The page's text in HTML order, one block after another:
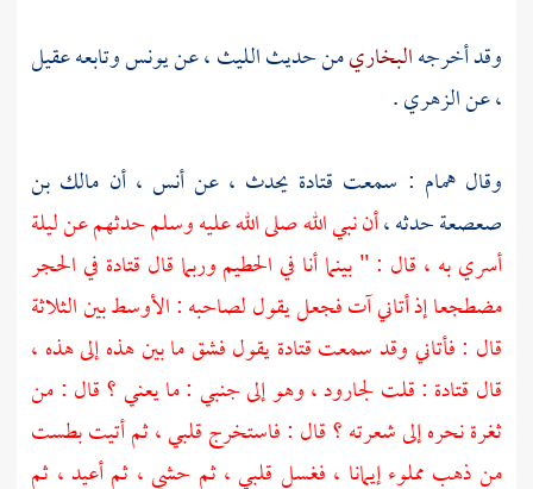
وقد أخرجهالبخاريمن حديثالليث ،عنيونسوتابعهعقيل
،عنالزهري.
وقالهمام : سمعت قتادة يحدث ، عنأنس ،أن مالك بن
صعصعةحدثه ،أن نبي الله صلى الله عليه وسلم حدثهم عن ليلة
أسري به ، قال : " بينما أنا فيالحطيموربما قال قتادة فيالحجر
مضطجعا إذ أتاني آت فجعل يقول لصاحبه : الأوسط بين الثلاثة
قال : فأتاني وقد سمعتقتادةيقول فشق ما بين هذه إلى هذه ،
قال قتادة : قلت لجارود ،وهو إلى جنبي : ما يعني ؟ قال : من
ثغرة نحره إلى شعرته ؟ قال : فاستخرج قلبي ، ثم أتيت بطست
من ذهب مملوء إيمانا ، فغسل قلبي ، ثم حشي ، ثم أعيد ، ثم